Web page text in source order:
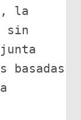
la
sin
basadas